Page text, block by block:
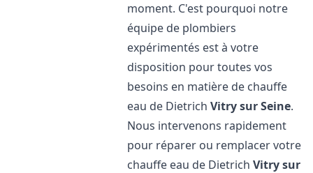
moment. C'est pourquoi notre
équipe de plombiers
expérimentés est à votre
disposition pour toutes vos
besoins en matière de chauffe
eau de DietrichVitry sur Seine.
Nous intervenons rapidement
pour réparer ou remplacer votre
chauffe eau de DietrichVitry sur